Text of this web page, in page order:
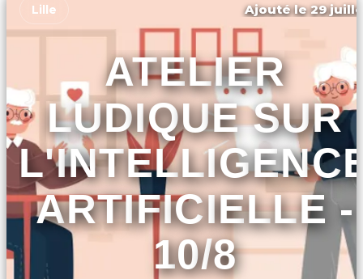
Lille Ajouté le 29
ATELIER
LUDIQUE SUR
ARTIFICIELLE -
10/8